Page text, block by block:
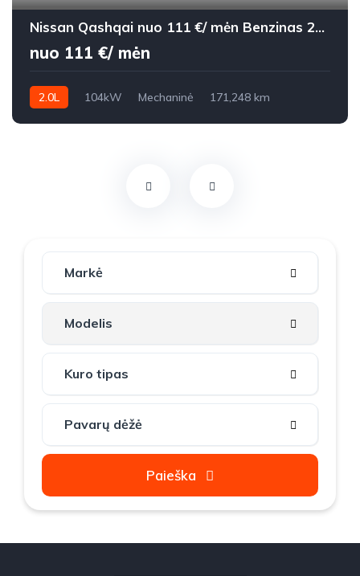
Nissan Qashqai nuo 111 €/ mėn Benzinas 2008m. Visureigis Mechaninė
nuo 111 €/ mėn
2.0L 104kW Mechaninė
171,248 km
Paieška